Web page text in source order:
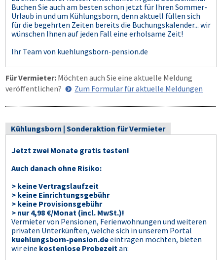
Buchen Sie auch am besten schon jetzt für Ihren Sommer-
Urlaub in und um Kühlungsborn, denn aktuell füllen sich
für die begehrten Zeiten bereits die Buchungskalender... wir
wünschen Ihnen auf jeden Fall eine erholsame Zeit!
Ihr Team von kuehlungsborn-pension.de
Für Vermieter: Möchten auch Sie eine aktuelle Meldung
veröffentlichen?
Zum Formular für aktuelle Meldungen
Kühlungsborn | Sonderaktion für Vermieter
Jetzt zwei Monate gratis testen!
Auch danach ohne Risiko:
> keine Vertragslaufzeit
> keine Einrichtungsgebühr
> keine Provisionsgebühr
> nur 4,98 €/Monat (incl. MwSt.)!
Vermieter von Pensionen, Ferienwohnungen und weiteren
privaten Unterkünften, welche sich in unserem Portal
kuehlungsborn-pension.deeintragen möchten, bieten
wir eine kostenlose Probezeit an: